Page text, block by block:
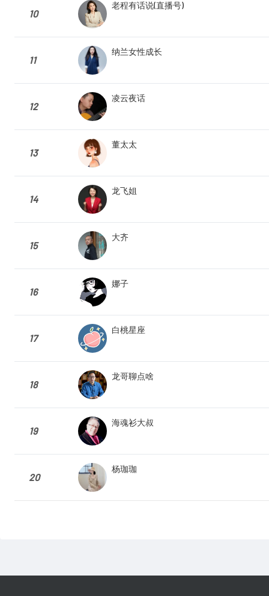
10
老程有话说(直播号)
11
纳兰女性成长
12
凌云夜话
13
董太太
14
龙飞姐
15
大齐
16
娜子
17
白桃星座
18
龙哥聊点啥
19
海魂衫大叔
20
杨珈珈